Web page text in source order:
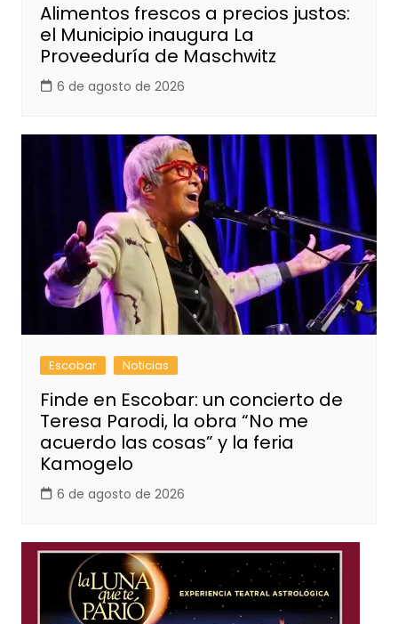
Alimentos frescos a precios justos:
el Municipio inaugura La
Proveeduría de Maschwitz
6 de agosto de 2026
Escobar Noticias
Finde en Escobar: un concierto de
Teresa Parodi, la obra “No me
acuerdo las cosas” y la feria
Kamogelo
6 de agosto de 2026